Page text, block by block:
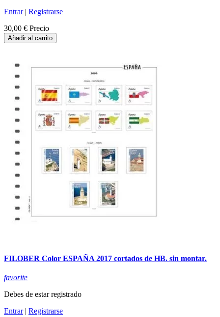
Entrar| Registrarse
30,00 € Precio
Añadir al carrito
FILOBER Color ESPAÑA 2017 cortados de HB. sin montar.
favorite
Debes de estar registrado
Entrar| Registrarse